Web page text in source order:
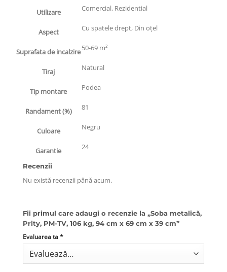
Utilizare Comercial, Rezidential
Aspect Cu spatele drept, Din oțel
Suprafata de incalzire50-69 m²
Tiraj Natural
Tip montare Podea
Randament (%) 81
Culoare Negru
Garantie 24
Recenzii
Nu există recenzii până acum.
Fii primul care adaugi o recenzie la „Soba metalică,
Prity, PM-TV, 106 kg, 94 cm x 69 cm x 39 cm”
Evaluarea ta *